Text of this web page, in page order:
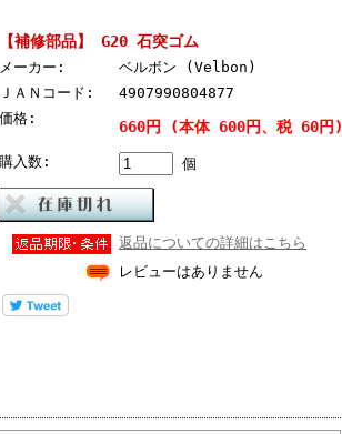
【補修部品】 G20 石突ゴム
メーカー:
ベルボン (Velbon)
ＪＡＮコード:
4907990804877
価格:
660円 (本体 600円、税 60円)
購入数: 個
返品についての詳細はこちら
レビューはありません